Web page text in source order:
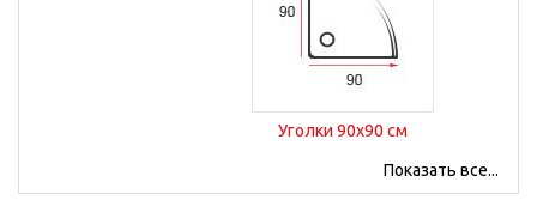
Уголки 90x90 см
Показать все...